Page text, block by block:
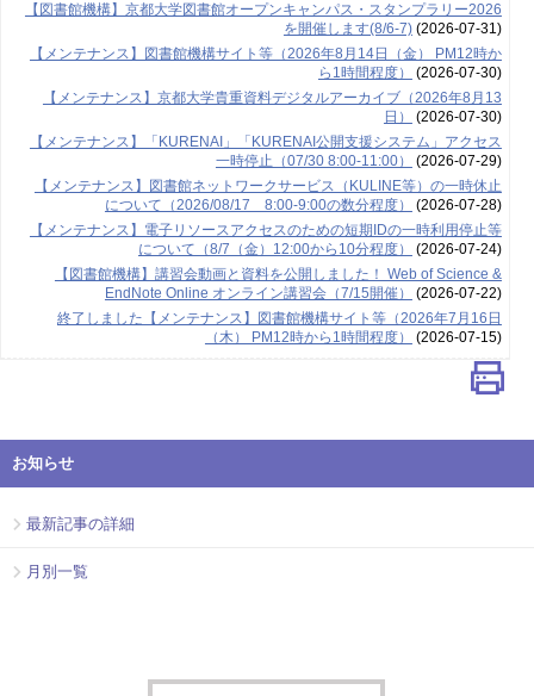
【図書館機構】京都大学図書館オープンキャンパス・スタンプラリー2026
を開催します(8/6-7)(2026-07-31)
【メンテナンス】図書館機構サイト等（2026年8月14日（金） PM12時か
ら1時間程度）
(2026-07-30)
【メンテナンス】京都大学貴重資料デジタルアーカイブ（2026年8月13
日）
(2026-07-30)
【メンテナンス】「KURENAI」「KURENAI公開支援システム」アクセス
一時停止（07/30 8:00-11:00）
(2026-07-29)
【メンテナンス】図書館ネットワークサービス（KULINE等）の一時休止
について（2026/08/17 8:00-9:00の数分程度）
(2026-07-28)
【メンテナンス】電子リソースアクセスのための短期IDの一時利用停止等
について（8/7（金）12:00から10分程度）
(2026-07-24)
【図書館機構】講習会動画と資料を公開しました！ Web of Science &
EndNote Online オンライン講習会（7/15開催）
(2026-07-22)
終了しました【メンテナンス】図書館機構サイト等（2026年7月16日
（木） PM12時から1時間程度）
(2026-07-15)
お知らせ
最新記事の詳細
月別一覧